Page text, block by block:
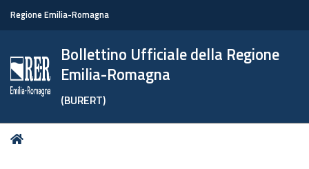
Regione Emilia-Romagna
Bollettino Ufficiale della Regione
Emilia-Romagna
(BURERT)
Tu